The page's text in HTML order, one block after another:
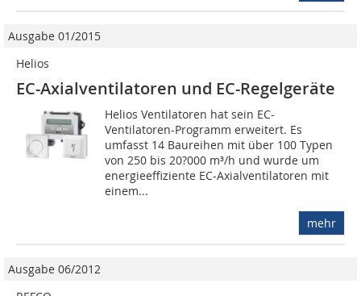
Ausgabe 01/2015
Helios
EC-Axialventilatoren und EC-Regelgeräte
Helios Ventilatoren hat sein EC-
Ventilatoren-Programm erweitert. Es
umfasst 14 Baureihen mit über 100 Typen
von 250 bis 20?000 m³/h und wurde um
energieeffiziente EC-Axialventilatoren mit
einem...
mehr
Ausgabe 06/2012